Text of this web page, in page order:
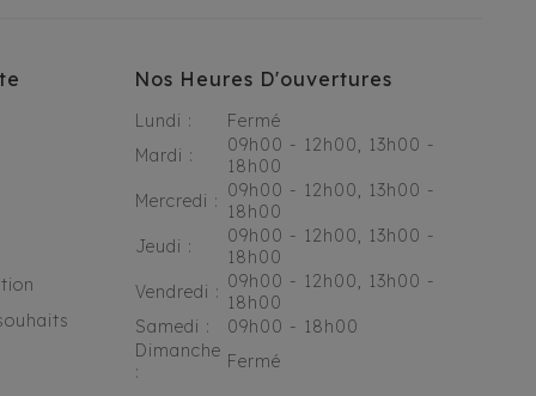
Nos Heures D'ouvertures
Lundi :
Fermé
Mardi :
09h00 - 12h00, 13h00 -
18h00
Mercredi : 09h00 - 12h00, 13h00 -
18h00
Jeudi :
09h00 - 12h00, 13h00 -
18h00
Vendredi : 09h00 - 12h00, 13h00 -
18h00
Samedi :
09h00 - 18h00
Dimanche
:
Fermé